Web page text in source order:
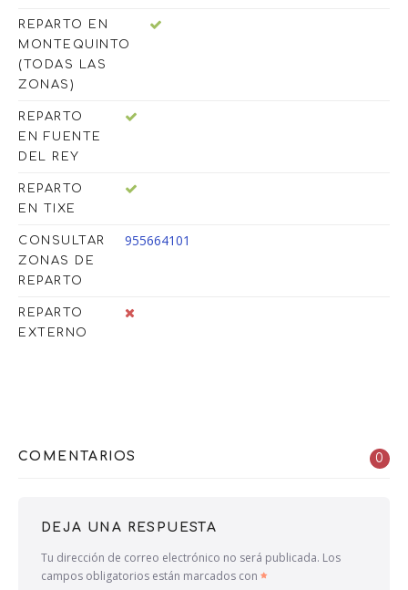
REPARTO EN
MONTEQUINTO
(TODAS LAS
ZONAS)
REPARTO
EN FUENTE
DEL REY
REPARTO
EN TIXE
CONSULTAR
ZONAS DE
REPARTO
955664101
REPARTO
EXTERNO
COMENTARIOS 0
DEJA UNA RESPUESTA
Tu dirección de correo electrónico no será publicada. Los
campos obligatorios están marcados con